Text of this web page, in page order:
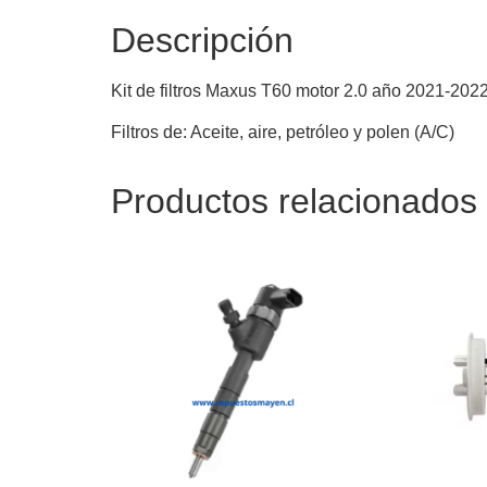
Descripción
Kit de filtros Maxus T60 motor 2.0 año 2021-
Filtros de: Aceite, aire, petróleo y polen (A/C)
Productos relacionados